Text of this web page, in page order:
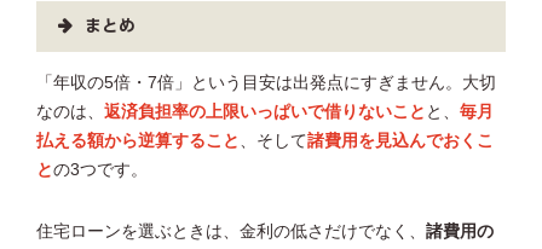
まとめ
「年収の5倍・7倍」という目安は出発点にすぎません。大切
なのは、 返済負担率の上限いっぱいで借りないこと と、 毎月
払える額から逆算すること
、そして諸費用を見込んでおくこ
との3つです。
住宅ローンを選ぶときは、金利の低さだけでなく、 諸費用の